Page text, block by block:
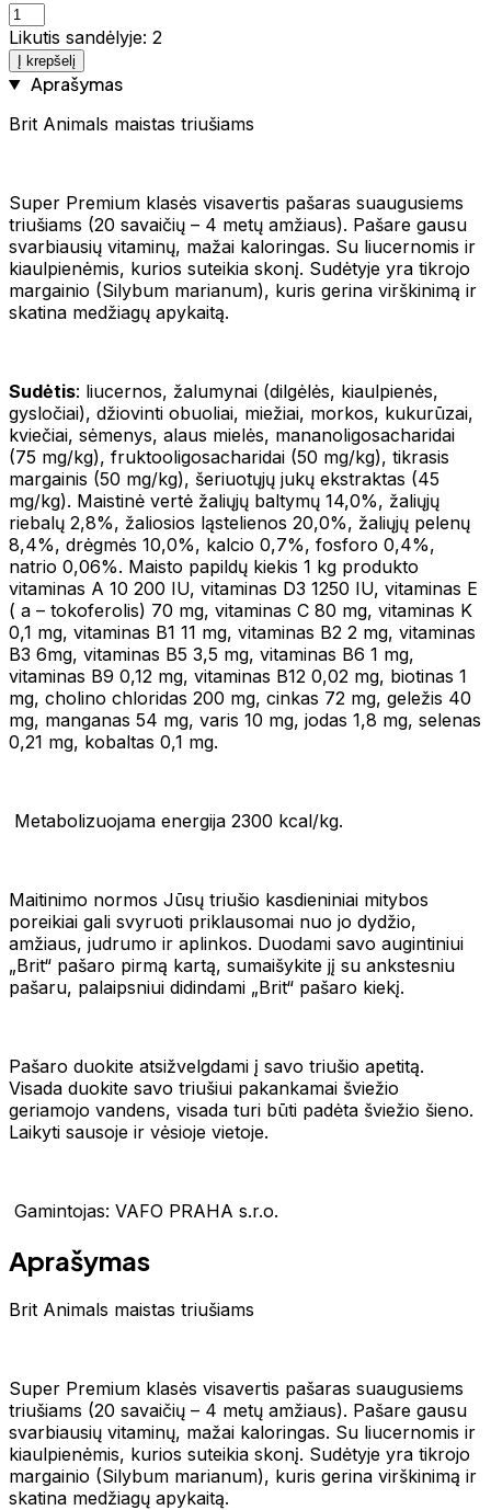
Likutis sandėlyje: 2
Į krepšelį
Aprašymas
Brit Animals maistas triušiams
Super Premium klasės visavertis pašaras suaugusiems
triušiams (20 savaičių – 4 metų amžiaus). Pašare gausu
svarbiausių vitaminų, mažai kaloringas. Su liucernomis ir
kiaulpienėmis, kurios suteikia skonį. Sudėtyje yra tikrojo
margainio (Silybum marianum), kuris gerina virškinimą ir
skatina medžiagų apykaitą.
Sudėtis: liucernos, žalumynai (dilgėlės, kiaulpienės,
gysločiai), džiovinti obuoliai, miežiai, morkos, kukurūzai,
kviečiai, sėmenys, alaus mielės, mananoligosacharidai
(75 mg/kg), fruktooligosacharidai (50 mg/kg), tikrasis
margainis (50 mg/kg), šeriuotųjų jukų ekstraktas (45
mg/kg). Maistinė vertė žaliųjų baltymų 14,0%, žaliųjų
riebalų 2,8%, žaliosios ląstelienos 20,0%, žaliųjų pelenų
8,4%, drėgmės 10,0%, kalcio 0,7%, fosforo 0,4%,
natrio 0,06%. Maisto papildų kiekis 1 kg produkto
vitaminas A 10 200 IU, vitaminas D3 1250 IU, vitaminas E
( a – tokoferolis) 70 mg, vitaminas C 80 mg, vitaminas K
0,1 mg, vitaminas B1 11 mg, vitaminas B2 2 mg, vitaminas
B3 6mg, vitaminas B5 3,5 mg, vitaminas B6 1 mg,
vitaminas B9 0,12 mg, vitaminas B12 0,02 mg, biotinas 1
mg, cholino chloridas 200 mg, cinkas 72 mg, geležis 40
mg, manganas 54 mg, varis 10 mg, jodas 1,8 mg, selenas
0,21 mg, kobaltas 0,1 mg.
Metabolizuojama energija 2300 kcal/kg.
Maitinimo normos Jūsų triušio kasdieniniai mitybos
poreikiai gali svyruoti priklausomai nuo jo dydžio,
amžiaus, judrumo ir aplinkos. Duodami savo augintiniui
„Brit“ pašaro pirmą kartą, sumaišykite jį su ankstesniu
pašaru, palaipsniui didindami „Brit“ pašaro kiekį.
Pašaro duokite atsižvelgdami į savo triušio apetitą.
Visada duokite savo triušiui pakankamai šviežio
geriamojo vandens, visada turi būti padėta šviežio šieno.
Laikyti sausoje ir vėsioje vietoje.
Gamintojas: VAFO PRAHA s.r.o.
Aprašymas
Brit Animals maistas triušiams
Super Premium klasės visavertis pašaras suaugusiems
triušiams (20 savaičių – 4 metų amžiaus). Pašare gausu
svarbiausių vitaminų, mažai kaloringas. Su liucernomis ir
kiaulpienėmis, kurios suteikia skonį. Sudėtyje yra tikrojo
margainio (Silybum marianum), kuris gerina virškinimą ir
skatina medžiagų apykaitą.